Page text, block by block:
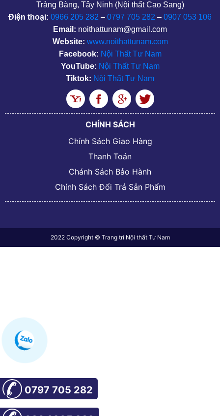
Trảng Bàng, Tây Ninh (Nội thất Cao Sang)
Điện thoại: 0966 205 282 – 0797 705 282 – 0907 053 106
Email: noithattunam@gmail.com
Website: www.noithattunam.com
Facebook: Nội Thất Tư Nam
YouTube: Nội Thất Tư Nam
Tiktok: Nội Thất Tư Nam
CHÍNH SÁCH
Chính Sách Giao Hàng
Thanh Toán
Chánh Sách Bảo Hành
Chính Sách Đổi Trả Sản Phẩm
2022 Copyright © Trang trí Nội thất Tư Nam
0797 705 282